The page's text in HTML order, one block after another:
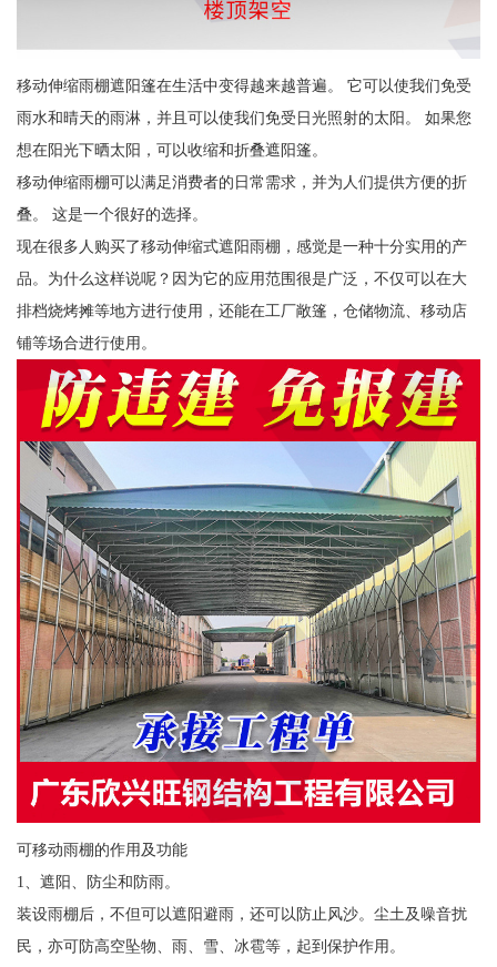
移动伸缩雨棚遮阳篷在生活中变得越来越普遍。 它可以使我们免受
雨水和晴天的雨淋，并且可以使我们免受日光照射的太阳。 如果您
想在阳光下晒太阳，可以收缩和折叠遮阳篷。
移动伸缩雨棚可以满足消费者的日常需求，并为人们提供方便的折
叠。 这是一个很好的选择。
现在很多人购买了移动伸缩式遮阳雨棚，感觉是一种十分实用的产
品。为什么这样说呢？因为它的应用范围很是广泛，不仅可以在大
排档烧烤摊等地方进行使用，还能在工厂敞篷，仓储物流、移动店
铺等场合进行使用。
可移动雨棚的作用及功能
1、遮阳、防尘和防雨。
装设雨棚后，不但可以遮阳避雨，还可以防止风沙。尘土及噪音扰
民，亦可防高空坠物、雨、雪、冰雹等，起到保护作用。